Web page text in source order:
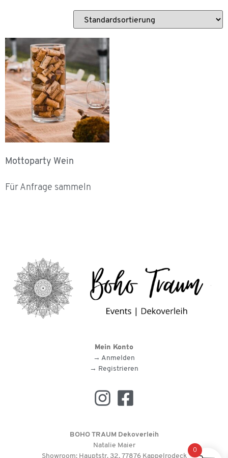
Mottoparty Wein
Für Anfrage sammeln
Mein Konto
→ Anmelden
→ Registrieren
BOHO TRAUM Dekoverleih
Natalie Maier
Showroom: Hauptstr. 32, 77876 Kappelrodeck
0